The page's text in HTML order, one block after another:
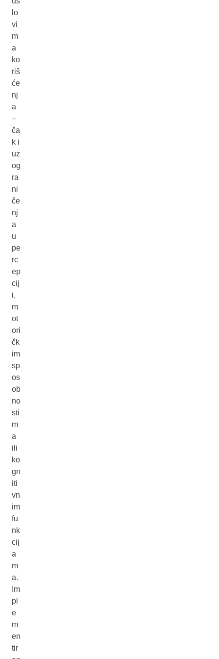
lo
vi
m
a
ko
riš
će
nj
a
–
ča
k i
uz
og
ra
ni
če
nj
a
u
pe
rc
ep
cij
i,
m
ot
ori
čk
im
sp
os
ob
no
sti
m
a
ili
ko
gn
iti
vn
im
fu
nk
cij
a
m
a.
Im
pl
e
m
en
tir